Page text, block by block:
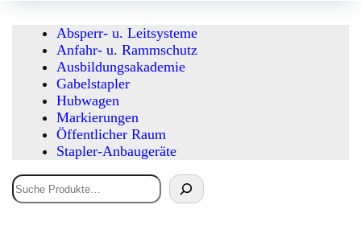
Absperr- u. Leitsysteme
Anfahr- u. Rammschutz
Ausbildungsakademie
Gabelstapler
Hubwagen
Markierungen
Öffentlicher Raum
Stapler-Anbaugeräte
Suchen